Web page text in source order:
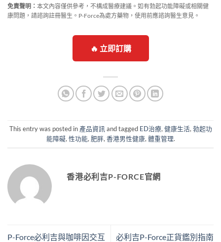
免責聲明： 本文內容僅供參考，不構成醫療建議。如有勃起功能障礙或相關健
康問題，請諮詢註冊醫生。P-Force為處方藥物，使用前應諮詢醫生意見。
🔥 立即訂購
This entry was posted in 產品資訊 and tagged ED治療, 健康生活, 勃起功
能障礙, 性功能, 肥胖, 香港男性健康, 體重管理.
香港必利吉P-FORCE官網
P-Force必利吉與咖啡因交互
必利吉P-Force正貨鑑別指南